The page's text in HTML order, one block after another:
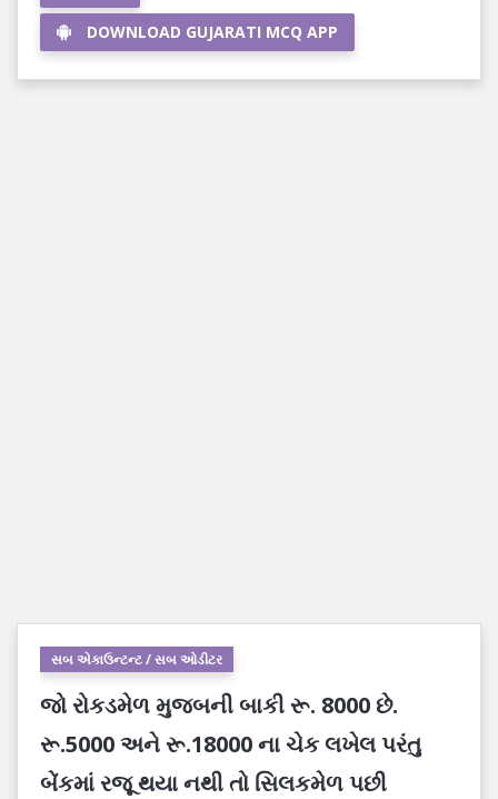
DOWNLOAD GUJARATI MCQ APP
સબ એકાઉન્ટન્ટ / સબ ઓડીટર
જો રોકડમેળ મુજબની બાકી રૂ. 8000 છે.
રૂ.5000 અને રૂ.18000 ના ચેક લખેલ પરંતુ
બેંકમાં રજૂ થયા નથી તો સિલકમેળ પછી